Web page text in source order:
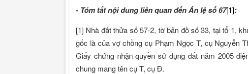
- Tóm tắt nội dung liên quan đến Án lệ số 67[1]:
[1] Nhà đất thửa số 57-2, tờ bản đồ số 33, tại tổ 1,
gốc là của vợ chồng cụ Phạm Ngọc T, cụ Nguyễn
Giấy chứng nhận quyền sử dụng đất năm 2005
chung mang tên cụ T, cụ Đ.